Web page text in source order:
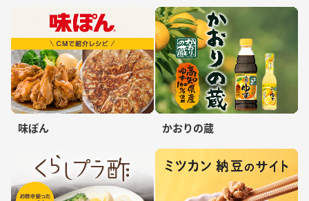
味ぽん かおりの蔵